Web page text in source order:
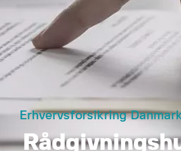
Erhvervsforsikring